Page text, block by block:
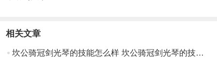
相关文章
坎公骑冠剑光琴的技能怎么样 坎公骑冠剑光琴的技能介绍